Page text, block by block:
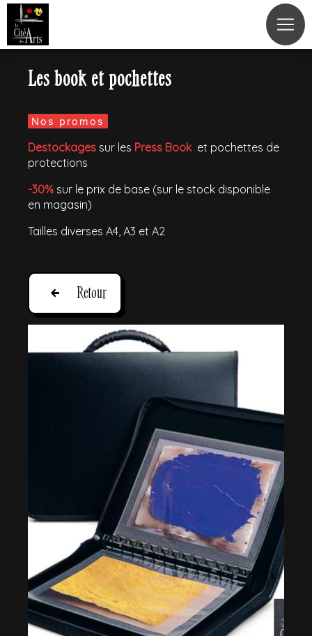
Les book et pochettes
Nos promos
Destockages sur les Press Booket pochettes de
protections
-30% sur le prix de base (sur le stock disponible
en magasin)
Tailles diverses A4, A3 et A2
Retour
Panneau de gestion des cookies